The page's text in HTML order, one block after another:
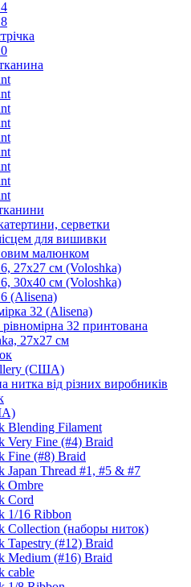
серветки
для вишивки
малюнком
27х27 см (Voloshka)
30х40 см (Voloshka)
(Alisena)
32 (Alisena)
32 принтована
27х27 см
(США)
нитка від різних виробників
Blending Filament
Very Fine (#4) Braid
Fine (#8) Braid
Japan Thread #1, #5 & #7
Ombre
Cord
1/16 Ribbon
Collection (наборы ниток)
Tapestry (#12) Braid
Medium (#16) Braid
cable